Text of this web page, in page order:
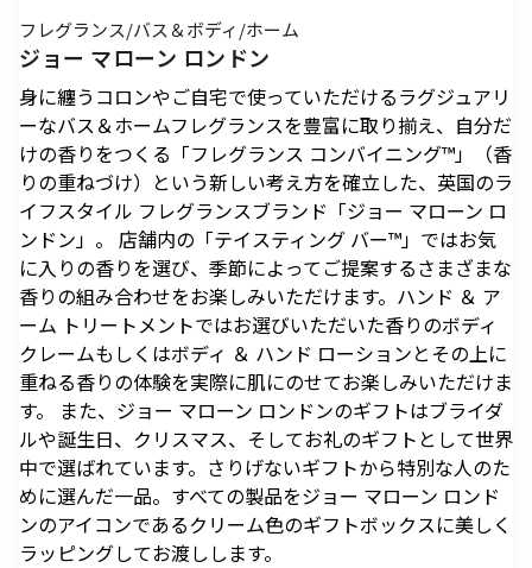
街がまるごと学び場にな
る、こどもが主役のワーク
つのヒルズを舞台に開催。
ス》（2016-2017年）など
作家の主要作品を中心に初
期の代表作から近作まで11
点を展示し、作品の発展の
軌跡を深く洞察します。
Fate/Grand Order展 -星見
の回廊-
2026年7月17日（金）～9
月14日（月）
作品のはじまりから、
2025年末に配信されたメ
インストーリー「第2部 終
章」までの旅路を、美麗な
アートワーク、膨大な設定
資料、あふれる映像と立体
造形を駆使し、作品の魅力
TVアニメ『薬屋のひとりご
と』×東京シティビュー 舞
が織りなす幻想の世界 ―
天空に響く、舞のしらべ―
2026年8月1日（土）～10
月26日（月）
本イベントのテーマは「夜
空」×「舞」。海抜250メ
ートルに位置する「東京シ
ティビュー」を舞台に、猫
猫（マオマオ）や壬氏（ジ
ンシ）たちが織りなす幻想
的な舞の情景を、展望台な
HILLS LIFE DAILY
サングラスは真夏
のマジックアイテ
好奇心と離陸する
月31日（月）
2026年7月1日（水）～8
月31日（月）
モアナと伝説の海
2026年7月31日（金） 公開
スパイダーマン：ブランド・
ニュー・デイ
2026年7月31日（金） 公開
（グランド ハイアット 東京）
Soirée Blanche ～ソワレ ブランシュ～
2026年7月4日（土）～9月12日（土）
グランド ハイアット 東京
ピラミデ
complex665
ハリウッドビューティプラザ
住宅をお探しの
方
六本木ヒルズレジデ
ンス
公式サイト
オフィスをお探
しの方
六本木ヒルズオフィ
ス
公式サイト
イベントスペース、広告エリアをお探しの方
Hills Media & Space
空港からお越しの方
自転車・バイク・シェアサ
駐車場のご案内
時間貸駐車場空き状況を
見る
ご利用施設から駐車場を
探す
料金・各種割引
駐車場サービス
よくあるご質問
シェアサイクルのご案内
港区自転車シェアリング
お問い合わせ
ペットをお連れのお客さま
へ
公衆電話・携帯電話充電器
Wi-Fiエリア
コインロッカー
外貨両替・郵便サービス
救護室
医療施設
港区自転車シェアリング
チケ得
フレグランス/バス＆ボディ/ホーム
ジョー マローン ロンドン
身に纏うコロンやご自宅で使っていただけるラグジュアリ
ーなバス＆ホームフレグランスを豊富に取り揃え、自分だ
けの香りをつくる「フレグランス コンバイニング™」（香
りの重ねづけ）という新しい考え方を確立した、英国のラ
イフスタイル フレグランスブランド「ジョー マローン ロ
ンドン」。 店舗内の「テイスティング バー™」ではお気
に入りの香りを選び、季節によってご提案するさまざまな
香りの組み合わせをお楽しみいただけます。ハンド ＆ ア
ーム トリートメントではお選びいただいた香りのボディ
クレームもしくはボディ ＆ ハンド ローションとその上に
重ねる香りの体験を実際に肌にのせてお楽しみいただけま
す。 また、ジョー マローン ロンドンのギフトはブライダ
ルや誕生日、クリスマス、そしてお礼のギフトとして世界
中で選ばれています。さりげないギフトから特別な人のた
めに選んだ一品。すべての製品をジョー マローン ロンド
ンのアイコンであるクリーム色のギフトボックスに美しく
ラッピングしてお渡しします。